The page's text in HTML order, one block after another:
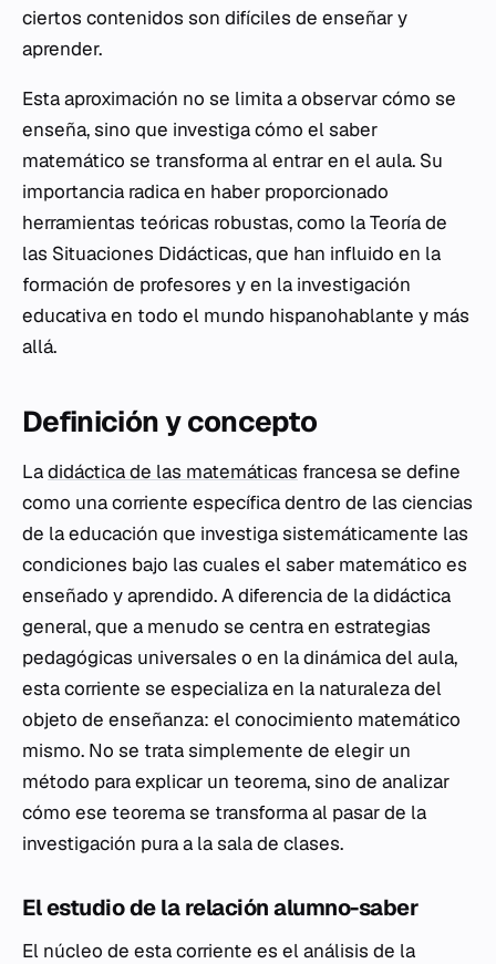
ciertos contenidos son difíciles de enseñar y
aprender.
Esta aproximación no se limita a observar cómo se
enseña, sino que investiga cómo el saber
matemático se transforma al entrar en el aula. Su
importancia radica en haber proporcionado
herramientas teóricas robustas, como la Teoría de
las Situaciones Didácticas, que han influido en la
formación de profesores y en la investigación
educativa en todo el mundo hispanohablante y más
allá.
Definición y concepto
Ladidáctica de las matemáticas francesa se define
como una corriente específica dentro de las ciencias
de la educación que investiga sistemáticamente las
condiciones bajo las cuales el saber matemático es
enseñado y aprendido. A diferencia de la didáctica
general, que a menudo se centra en estrategias
pedagógicas universales o en la dinámica del aula,
esta corriente se especializa en la naturaleza del
objeto de enseñanza: el conocimiento matemático
mismo. No se trata simplemente de elegir un
método para explicar un teorema, sino de analizar
cómo ese teorema se transforma al pasar de la
investigación pura a la sala de clases.
El estudio de la relación alumno-saber
El núcleo de esta corriente es el análisis de la